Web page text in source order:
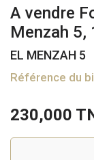
A vendre
Menzah 5,
EL MENZAH 5
Référence du
230,000